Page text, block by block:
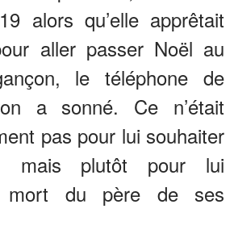
alors qu’elle apprêtait
aller passer Noël au
le téléphone de
a sonné. Ce n’était
pas pour lui souhaiter
mais plutôt pour lui
mort du père de ses